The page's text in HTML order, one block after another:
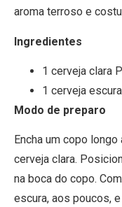
aroma terroso e
Ingredientes
1 cerveja clara
1 cerveja
Modo de preparo
Encha um copo
cerveja clara.
na boca do copo.
escura, aos poucos,